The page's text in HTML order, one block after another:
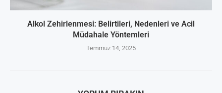
Alkol Zehirlenmesi: Belirtileri, Nedenleri ve Acil
Müdahale Yöntemleri
Temmuz 14, 2025